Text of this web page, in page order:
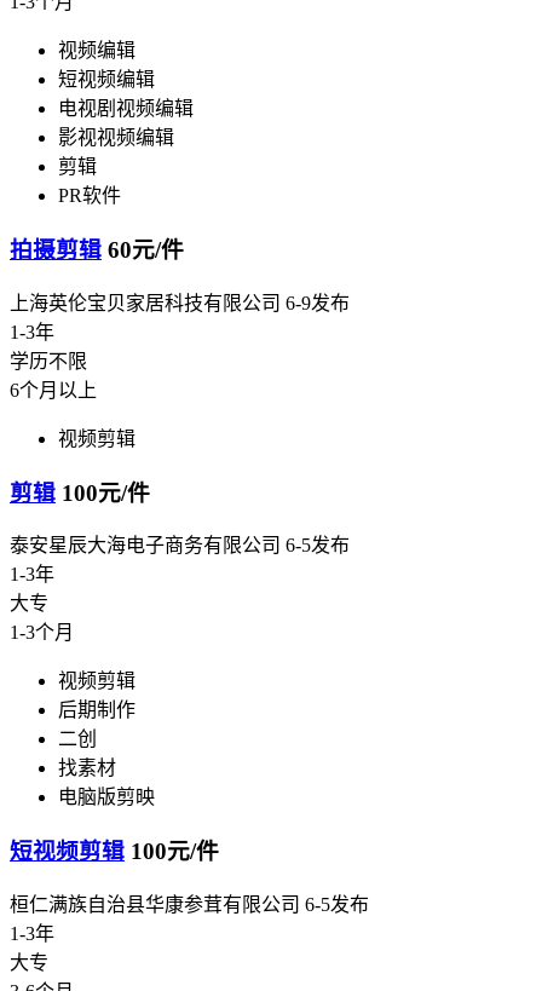
视频编辑
短视频编辑
电视剧视频编辑
影视视频编辑
剪辑
PR软件
拍摄剪辑 60元/件
上海英伦宝贝家居科技有限公司 6-9发布
1-3年
学历不限
6个月以上
视频剪辑
剪辑 100元/件
泰安星辰大海电子商务有限公司 6-5发布
1-3年
大专
1-3个月
视频剪辑
后期制作
二创
找素材
电脑版剪映
短视频剪辑 100元/件
桓仁满族自治县华康参茸有限公司 6-5发布
1-3年
大专